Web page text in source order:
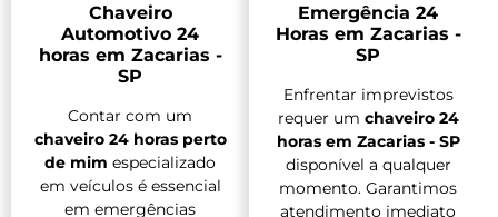
Chaveiro
Automotivo 24
horas em Zacarias -
SP
Contar com um
chaveiro 24 horas perto
de mim especializado
em veículos é essencial
em emergências
Emergência 24
Horas em Zacarias -
SP
Enfrentar imprevistos
requer um chaveiro 24
horas em Zacarias - SP
disponível a qualquer
momento. Garantimos
atendimento imediato